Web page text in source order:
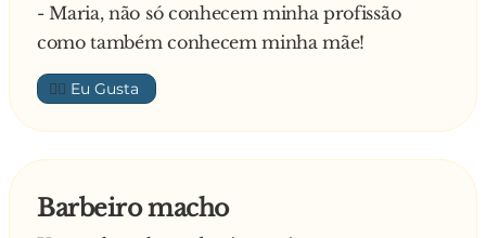
- Maria, não só conhecem minha profissão
como também conhecem minha mãe!
👍🏼
Barbeiro macho